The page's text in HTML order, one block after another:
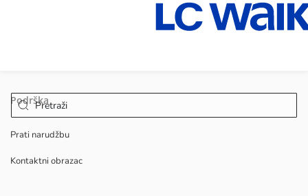
Podrška
Prati narudžbu
Kontaktni obrazac